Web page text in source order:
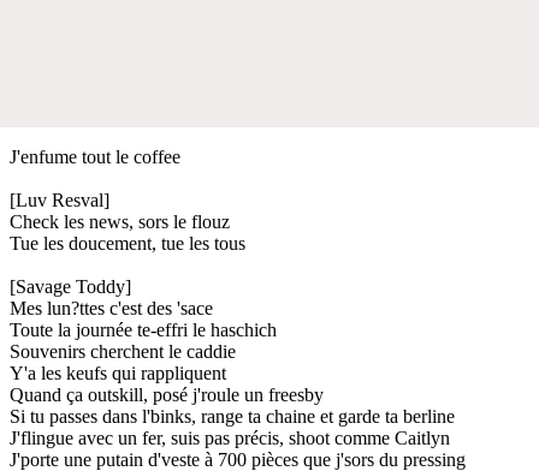
J'enfume tout le coffee
[Luv Resval]
Check les news, sors le flouz
Tue les doucement, tue les tous
[Savage Toddy]
Mes lun?ttes c'est des 'sace
Toute la journée te-effri le haschich
Souvenirs cherchent le caddie
Y'a les keufs qui rappliquent
Quand ça outskill, posé j'roule un freesby
Si tu passes dans l'binks, range ta chaine et garde ta berline
J'flingue avec un fer, suis pas précis, shoot comme Caitlyn
J'porte une putain d'veste à 700 pièces que j'sors du pressing